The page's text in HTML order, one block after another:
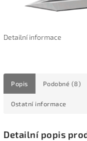
Detailní informace
Popis Podobné (8)
Ostatní informace
Detailní popis